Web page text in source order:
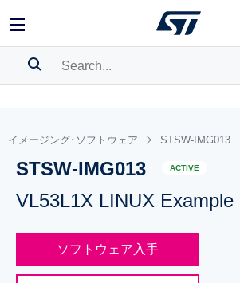
BOOKMARK
Pleaselog into show your saved
イメージング･ソフトウェア STSW-IMG013
STSW-IMG013 ACTIVE
VL53L1X LINUX Example
ソフトウェア入手